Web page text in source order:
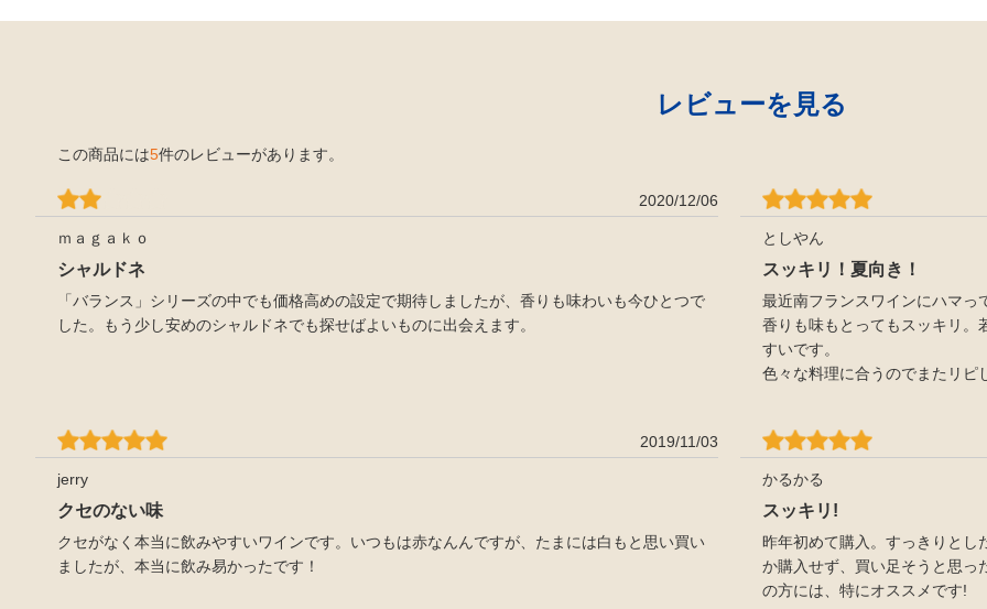
レビューを見る
この商品には5件のレビューがあります。
2020/12/06
ｍａｇａｋｏ
シャルドネ
「バランス」シリーズの中でも価格高めの設定で期待しましたが、香りも味わいも今ひとつで
した。もう少し安めのシャルドネでも探せばよいものに出会えます。
としやん
スッキリ！夏向き！
最近南フランスワインにハマっ
香りも味もとってもスッキリ。
すいです。
色々な料理に合うのでまたリピ
2019/11/03
jerry
クセのない味
クセがなく本当に飲みやすいワインです。いつもは赤なんんですが、たまには白もと思い買い
ましたが、本当に飲み易かったです！
かるかる
スッキリ!
昨年初めて購入。すっきりとし
か購入せず、買い足そうと思っ
の方には、特にオススメです!